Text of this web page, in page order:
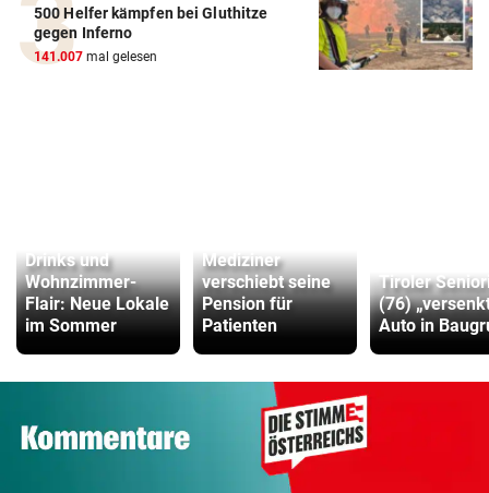
500 Helfer kämpfen bei Gluthitze
gegen Inferno
141.007 mal gelesen
Drinks und
Wohnzimmer-
Flair: Neue Lokale
im Sommer
Mediziner
verschiebt seine
Pension für
Patienten
Tiroler
(76)
Auto in